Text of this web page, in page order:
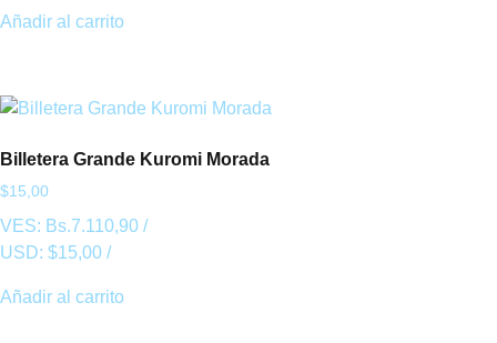
Añadir al carrito
Billetera Grande Kuromi Morada
$15,00
VES: Bs.7.110,90 /
USD: $15,00 /
Añadir al carrito